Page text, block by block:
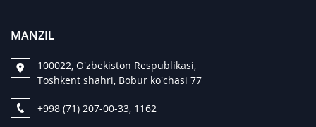
MANZIL
100022, O'zbekiston Respublikasi,
Toshkent shahri, Bobur ko'chasi 77
+998 (71) 207-00-33, 1162